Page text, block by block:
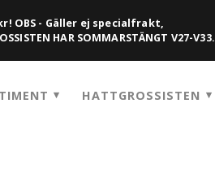
OBS - Gäller ej specialfrakt,
HAR SOMMARSTÄNGT V27-V33.
HATTGROSSISTEN